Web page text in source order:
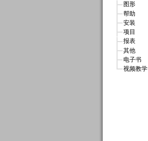
图形
帮助
安装
项目
报表
其他
电子书
视频教学